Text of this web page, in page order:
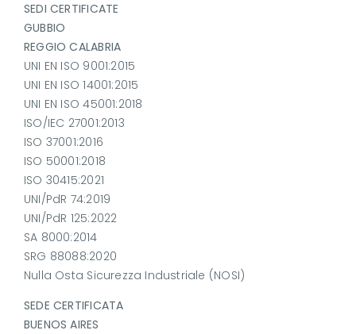
SEDI CERTIFICATE
GUBBIO
REGGIO CALABRIA
UNI EN ISO 9001:2015
UNI EN ISO 14001:2015
UNI EN ISO 45001:2018
ISO/IEC 27001:2013
ISO 37001:2016
ISO 50001:2018
ISO 30415:2021
UNI/PdR 74:2019
UNI/PdR 125:2022
SA 8000:2014
SRG 88088:2020
Nulla Osta Sicurezza Industriale (NOSI)
SEDE CERTIFICATA
BUENOS AIRES